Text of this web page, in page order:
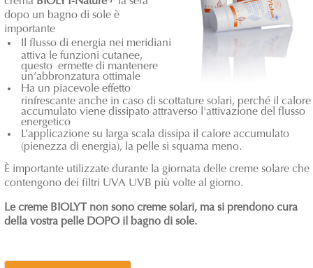
dopo un bagno di sole è
importante
Il flusso di energia nei meridiani
attiva le funzioni cutanee,
questo ermette di mantenere
un’abbronzatura ottimale
Ha un piacevole effetto
rinfrescante anche in caso di scottature solari, perché il calore
accumulato viene dissipato attraverso l'attivazione del flusso
energetico
L’applicazione su larga scala dissipa il calore accumulato
(pienezza di energia), la pelle si squama meno.
È importante utilizzate durante la giornata delle creme solare che
contengono dei filtri UVA UVB più volte al giorno.
Le creme BIOLYT non sono creme solari, ma si prendono cura
della vostra pelle DOPO il bagno di sole.